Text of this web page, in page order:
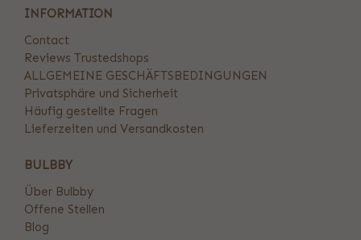
INFORMATION
Contact
Reviews Trustedshops
ALLGEMEINE GESCHÄFTSBEDINGUNGEN
Privatsphäre und Sicherheit
Häufig gestellte Fragen
Lieferzeiten und Versandkosten
BULBBY
Über Bulbby
Offene Stellen
Blog